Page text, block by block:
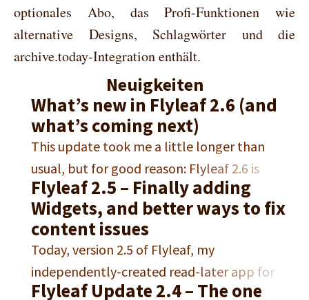
optionales Abo, das Profi-Funktionen wie
alternative Designs, Schlagwörter und die
archive.today-Integration enthält.
Neuigkeiten
What’s new in Flyleaf 2.6 (and
what’s coming next)
This update took me a little longer than
usual, but for good reason: Flyleaf 2.6 is
packed with new features, improvements,
and fixes (oh and also the update got held up
for three weeks in App Review). One of the
biggest additions is proper table support.
Flyleaf can now display…
Flyleaf 2.5 – Finally adding
Widgets, and better ways to fix
content issues
Today, version 2.5 of Flyleaf, my
independently-created read-later app for
iPhone, iPad and macOS, became available
Flyleaf Update 2.4 – The one